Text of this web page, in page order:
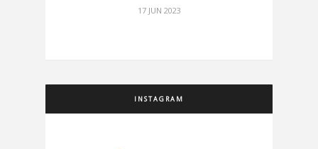
17 JUN 2023
INSTAGRAM